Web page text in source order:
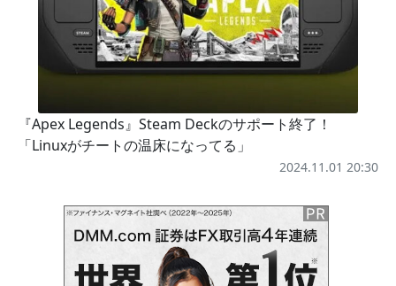
『Apex Legends』Steam Deckのサポート終了！
「Linuxがチートの温床になってる」
2024.11.01 20:30